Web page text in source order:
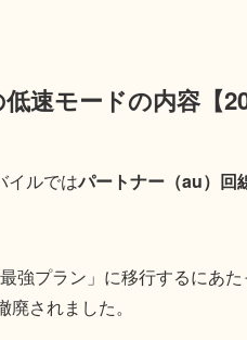
速モードの内容【
イルではパートナー（au）回
強プラン」に移行するにあ
されました。